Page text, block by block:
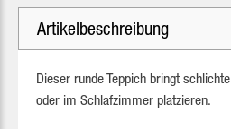
Artikelbeschreibung
Dieser runde Teppich bringt
oder im Schlafzimmer platzieren.